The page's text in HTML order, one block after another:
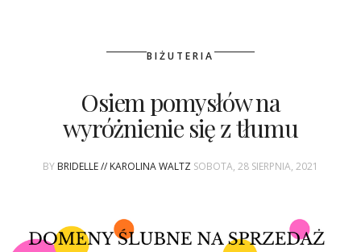
BIŻUTERIA
Osiem pomysłów na
wyróżnienie się z tłumu
BY BRIDELLE // KAROLINA WALTZ SOBOTA, 28 SIERPNIA, 2021